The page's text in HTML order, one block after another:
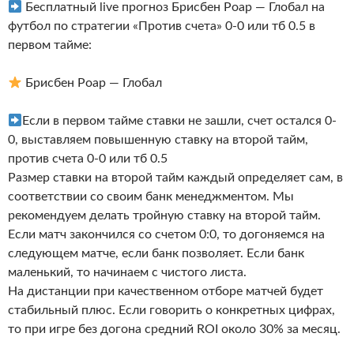
Бесплатный live прогноз Брисбен Роар — Глобал на
футбол по стратегии «Против счета» 0-0 или тб 0.5 в
первом тайме:
Брисбен Роар — Глобал
Если в первом тайме ставки не зашли, счет остался 0-
0, выставляем повышенную ставку на второй тайм,
против счета 0-0 или тб 0.5
Размер ставки на второй тайм каждый определяет сам, в
соответствии со своим банк менеджментом. Мы
рекомендуем делать тройную ставку на второй тайм.
Если матч закончился со счетом 0:0, то догоняемся на
следующем матче, если банк позволяет. Если банк
маленький, то начинаем с чистого листа.
На дистанции при качественном отборе матчей будет
стабильный плюс. Если говорить о конкретных цифрах,
то при игре без догона средний ROI около 30% за месяц.